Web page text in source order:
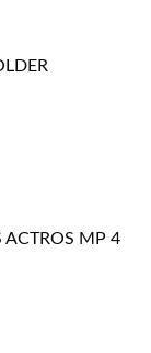
ACTROS MP 4